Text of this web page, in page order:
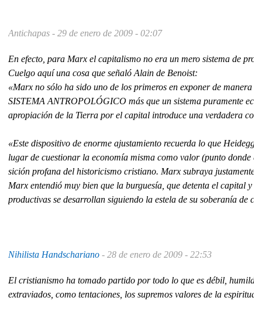
Antichapas - 29 de enero de 2009 - 02:07
En efecto, para Marx el capitalismo no era un mero sistema de
Cuelgo aquí una cosa que señaló Alain de Benoist:
«Marx no sólo ha sido uno de los primeros en exponer de manera
SISTEMA ANTROPOLÓGICO más que un sistema puramen­te
apropiación de la Tierra por el capital introduce una verdadera
«Este dispositivo de enorme ajustamiento recuerda lo que
lugar de cuestionar la economía misma como valor (punto donde
sición profana del historicismo cristiano. Marx sub­raya justa­mente
Marx entendió muy bien que la burguesía, que detenta el capital y
productivas se de­sarrollan siguiendo la estela de su soberanía de
Nihilista Handschariano - 28 de enero de 2009 - 22:53
El cristianismo ha tomado partido por todo lo que es débil,
extraviados, como tentaciones, los supremos valores de la